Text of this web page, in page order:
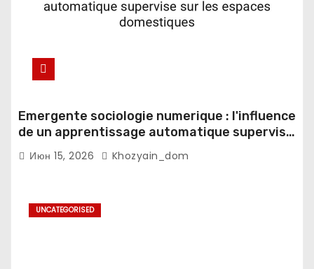
Emergente sociologie numerique : l'influence
de un apprentissage automatique supervise
sur les espaces domestiques
Июн 15, 2026 Khozyain_dom
UNCATEGORISED